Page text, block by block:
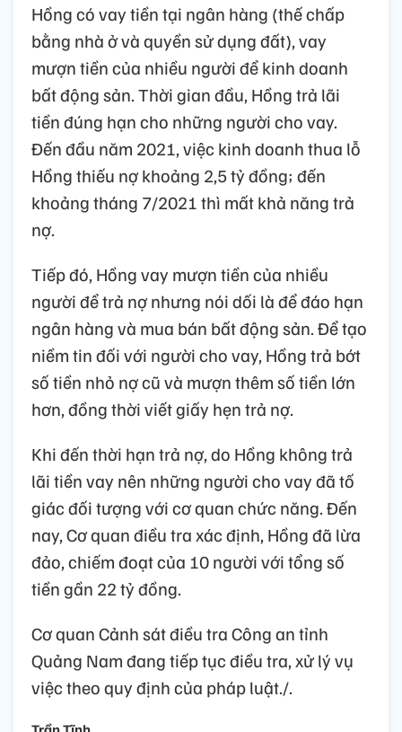
Hồng có vay tiền tại ngân hàng (thế chấp
bằng nhà ở và quyền sử dụng đất), vay
mượn tiền của nhiều người để kinh doanh
bất động sản. Thời gian đầu, Hồng trả lãi
tiền đúng hạn cho những người cho vay.
Đến đầu năm 2021, việc kinh doanh thua lỗ
Hồng thiếu nợ khoảng 2,5 tỷ đồng; đến
khoảng tháng 7/2021 thì mất khả năng trả
nợ.
Tiếp đó, Hồng vay mượn tiền của nhiều
người để trả nợ nhưng nói dối là để đáo hạn
ngân hàng và mua bán bất động sản. Để tạo
niềm tin đối với người cho vay, Hồng trả bớt
số tiền nhỏ nợ cũ và mượn thêm số tiền lớn
hơn, đồng thời viết giấy hẹn trả nợ.
Khi đến thời hạn trả nợ, do Hồng không trả
lãi tiền vay nên những người cho vay đã tố
giác đối tượng với cơ quan chức năng. Đến
nay, Cơ quan điều tra xác định, Hồng đã lừa
đảo, chiếm đoạt của 10 người với tổng số
tiền gần 22 tỷ đồng.
Cơ quan Cảnh sát điều tra Công an tỉnh
Quảng Nam đang tiếp tục điều tra, xử lý vụ
việc theo quy định của pháp luật./.